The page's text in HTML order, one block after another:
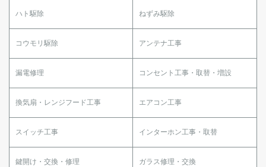
ハト駆除 ねずみ駆除
コウモリ駆除 アンテナ工事
漏電修理 コンセント工事・取替・増設
換気扇・レンジフード工事 エアコン工事
スイッチ工事 インターホン工事・取替
鍵開け・交換・修理 ガラス修理・交換